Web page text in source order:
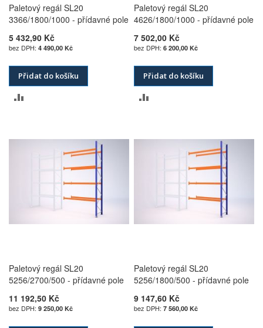
Paletový regál SL20
3366/1800/1000 - přídavné pole
5 432,90 Kč
4 490,00 Kč
Přidat do košíku
POROVNÁNÍ
Paletový regál SL20
4626/1800/1000 - přídavné pole
7 502,00 Kč
6 200,00 Kč
Přidat do košíku
POROVNÁNÍ
Paletový regál SL20
5256/2700/500 - přídavné pole
11 192,50 Kč
9 250,00 Kč
Paletový regál SL20
5256/1800/500 - přídavné pole
9 147,60 Kč
7 560,00 Kč